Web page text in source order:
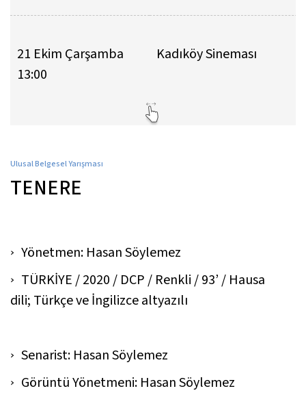
21 Ekim Çarşamba
13:00
Kadıköy Sineması
Ulusal Belgesel Yarışması
TENERE
Yönetmen: Hasan Söylemez
TÜRKİYE / 2020 / DCP / Renkli / 93’ / Hausa
dili; Türkçe ve İngilizce altyazılı
Senarist: Hasan Söylemez
Görüntü Yönetmeni: Hasan Söylemez